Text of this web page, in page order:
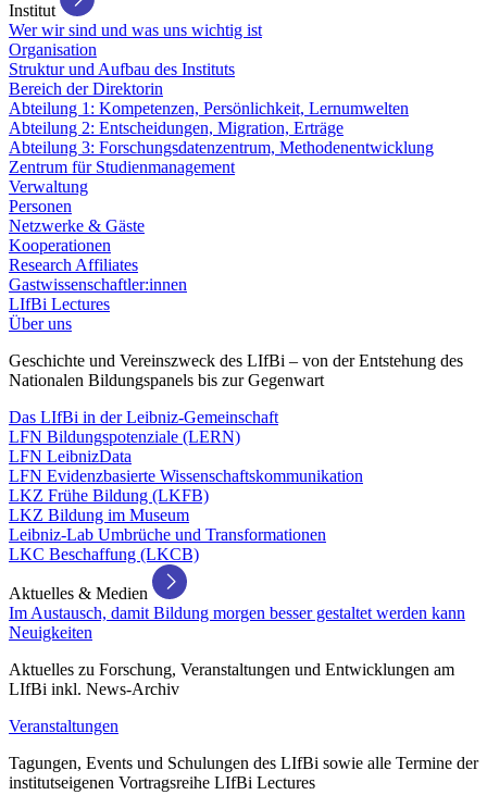
Institut
Wer wir sind und was uns wichtig ist
Organisation
Struktur und Aufbau des Instituts
Bereich der Direktorin
Abteilung 1: Kompetenzen, Persönlichkeit, Lernumwelten
Abteilung 2: Entscheidungen, Migration, Erträge
Abteilung 3: Forschungsdatenzentrum, Methodenentwicklung
Zentrum für Studienmanagement
Verwaltung
Personen
Netzwerke & Gäste
Kooperationen
Research Affiliates
Gastwissenschaftler:innen
LIfBi Lectures
Über uns
Geschichte und Vereinszweck des LIfBi – von der Entstehung des
Nationalen Bildungspanels bis zur Gegenwart
Das LIfBi in der Leibniz-Gemeinschaft
LFN Bildungspotenziale (LERN)
LFN LeibnizData
LFN Evidenzbasierte Wissenschaftskommunikation
LKZ Frühe Bildung (LKFB)
LKZ Bildung im Museum
Leibniz-Lab Umbrüche und Transformationen
LKC Beschaffung (LKCB)
Aktuelles & Medien
Im Austausch, damit Bildung morgen besser gestaltet werden kann
Neuigkeiten
Aktuelles zu Forschung, Veranstaltungen und Entwicklungen am
LIfBi inkl. News-Archiv
Veranstaltungen
Tagungen, Events und Schulungen des LIfBi sowie alle Termine der
institutseigenen Vortragsreihe LIfBi Lectures